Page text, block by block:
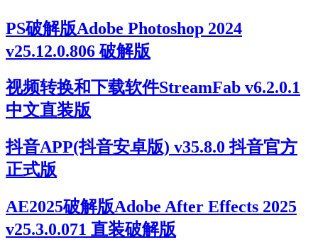
PS破解版Adobe Photoshop 2024
v25.12.0.806 破解版
视频转换和下载软件StreamFab v6.2.0.1
中文直装版
抖音APP(抖音安卓版) v35.8.0 抖音官方
正式版
AE2025破解版Adobe After Effects 2025
v25.3.0.071 直装破解版